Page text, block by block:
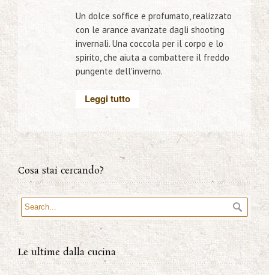
Un dolce soffice e profumato, realizzato
con le arance avanzate dagli shooting
invernali. Una coccola per il corpo e lo
spirito, che aiuta a combattere il freddo
pungente dell'inverno.
Leggi tutto
Cosa stai cercando?
Le ultime dalla cucina